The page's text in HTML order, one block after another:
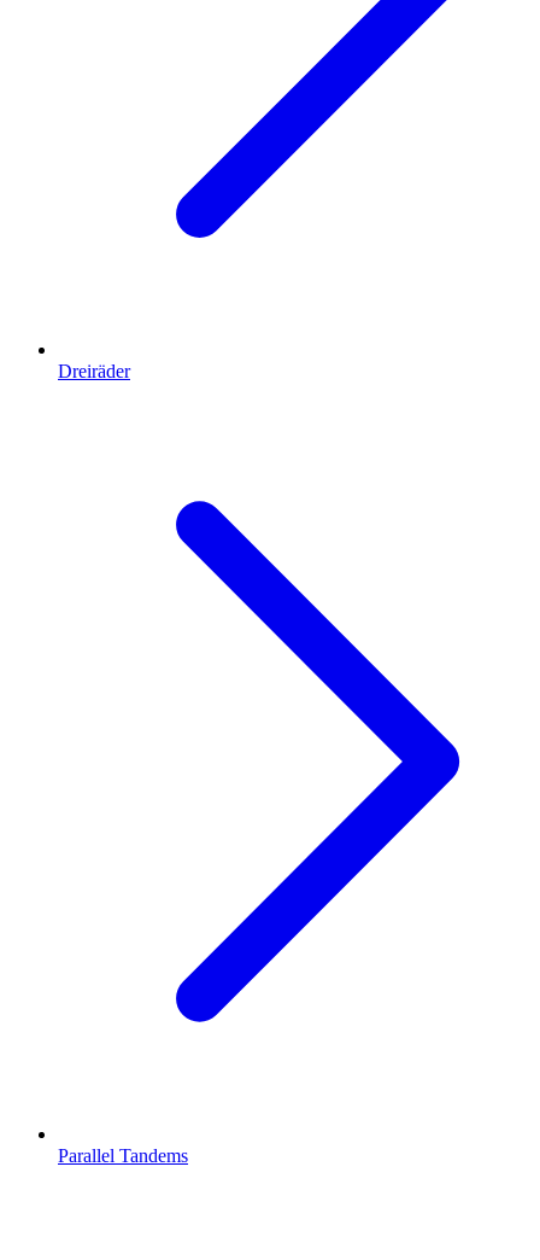
Dreiräder
Parallel Tandems